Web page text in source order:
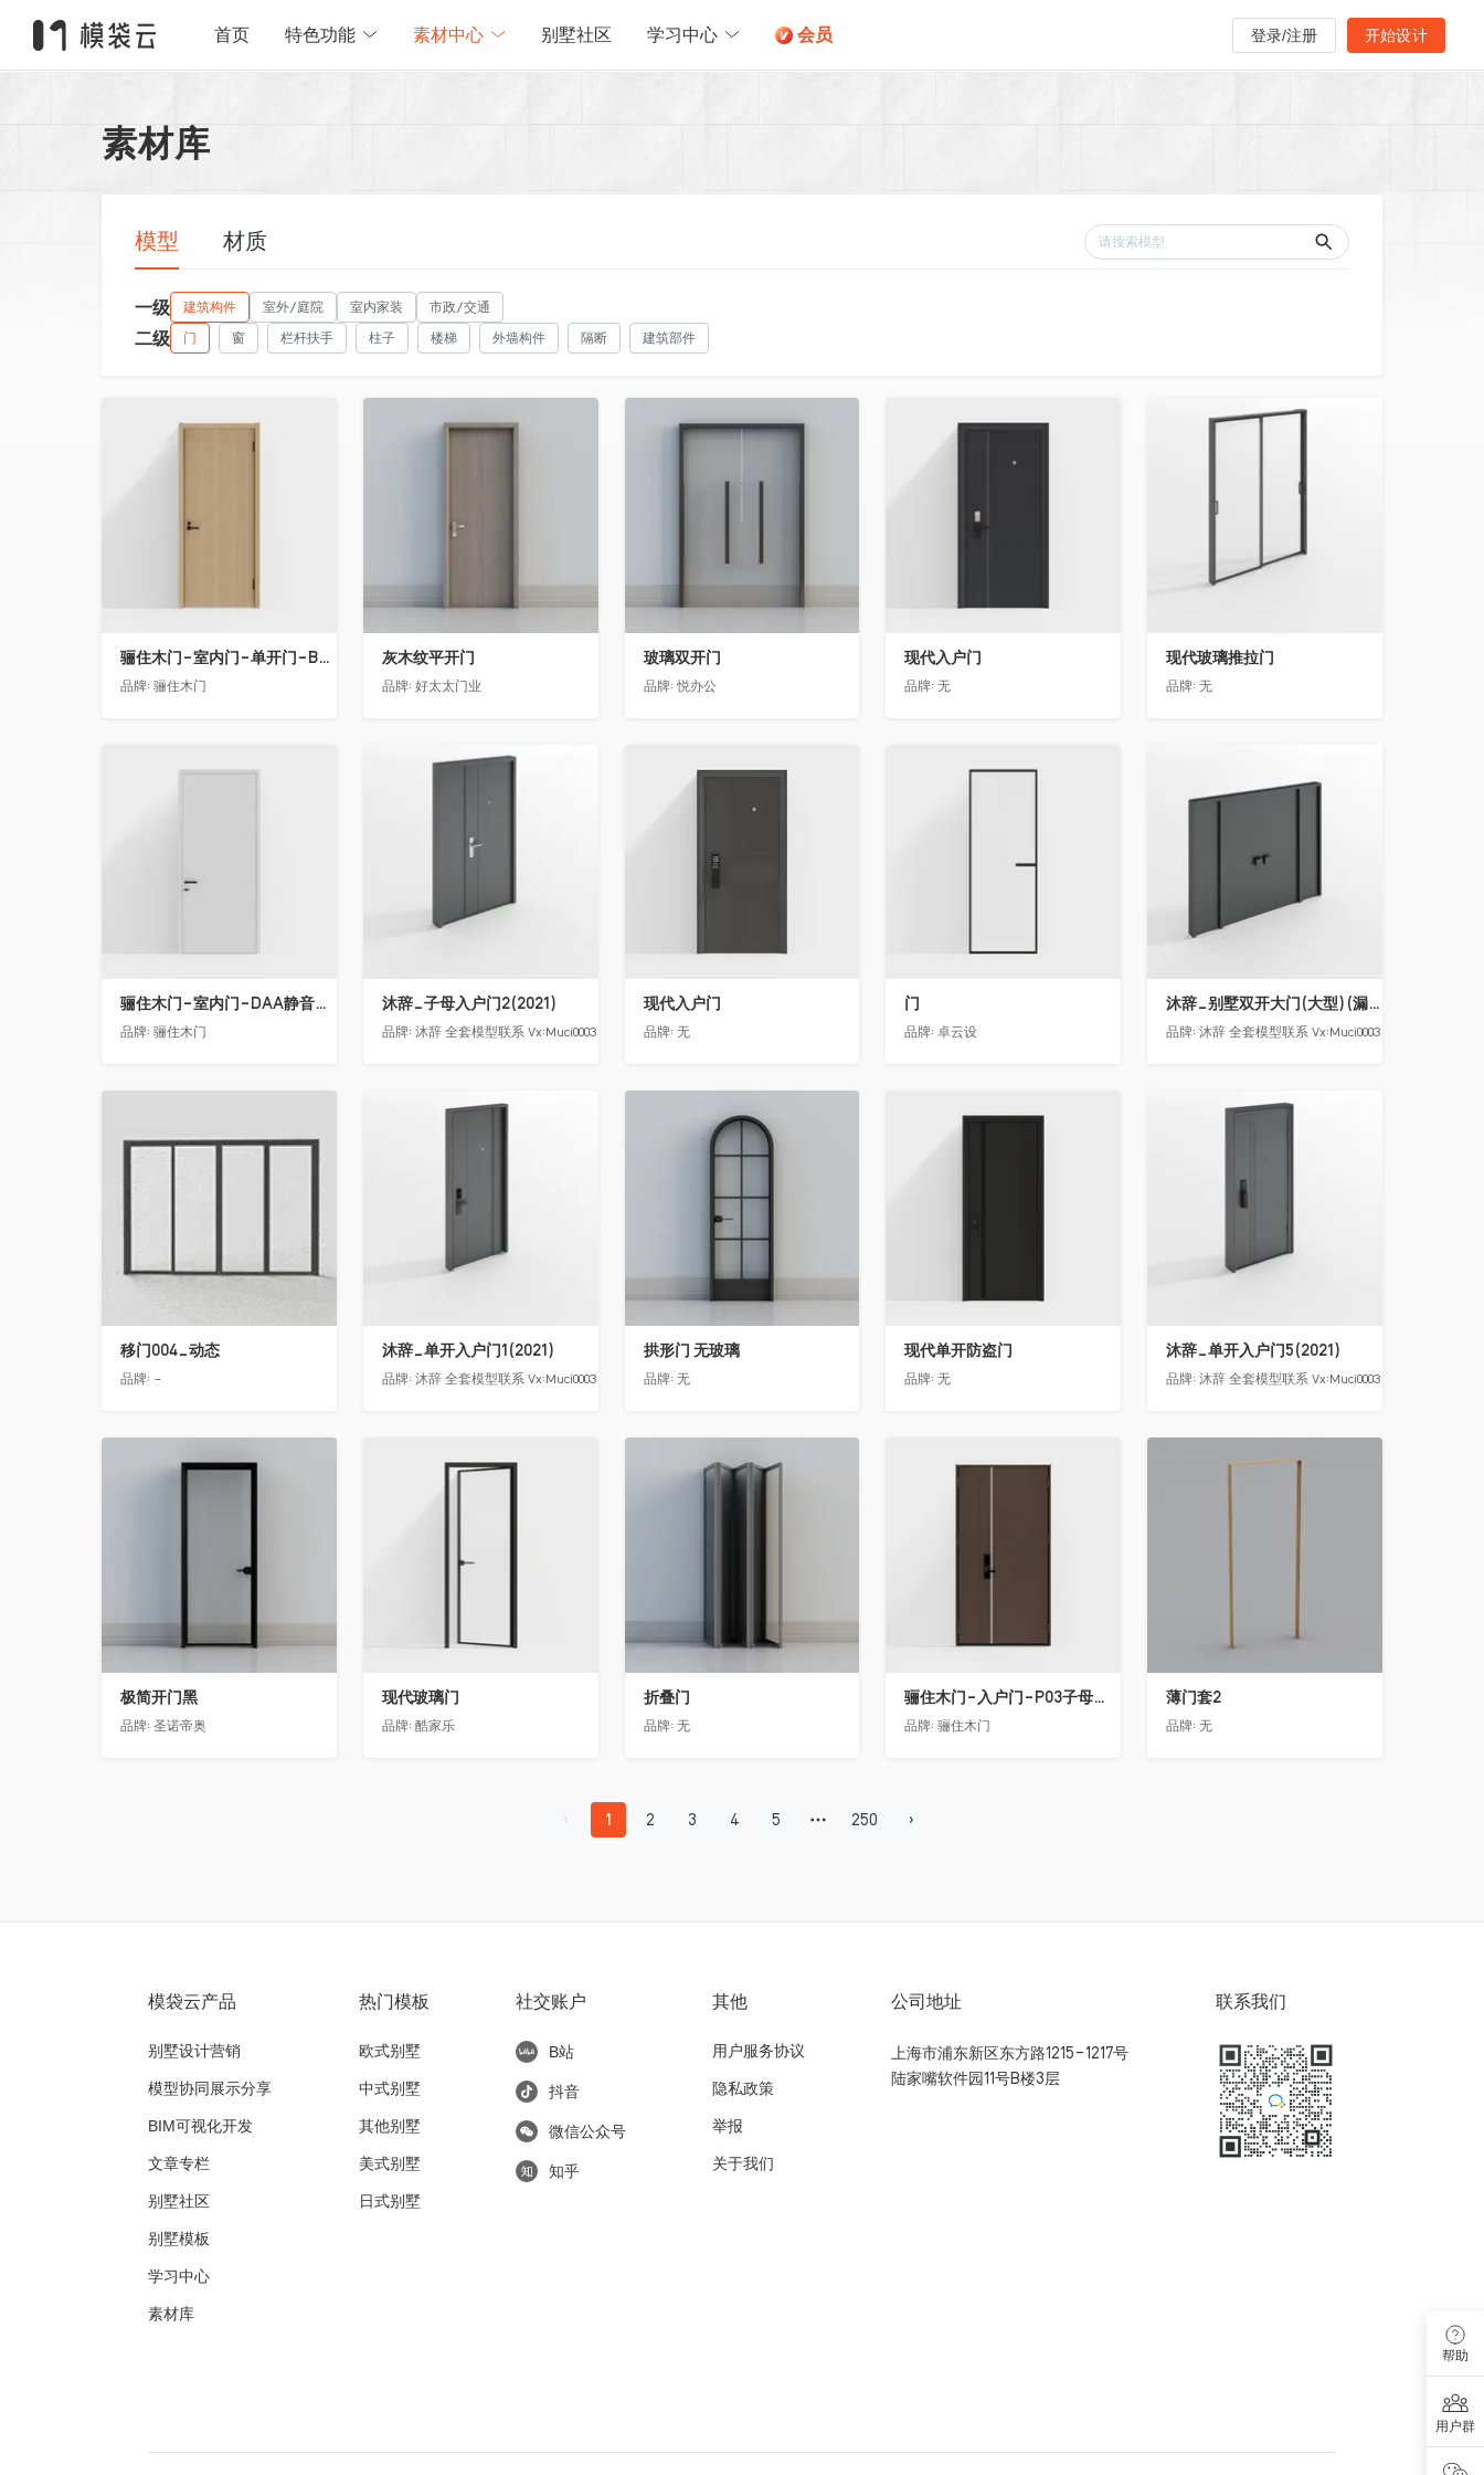
首页 特色功能 素材中心 别墅社区 学习中心 会员 登录/注册 开始设计
素材库
模型 材质
一级 建筑构件 室外/庭院 室内家装 市政/交通
二级 门 窗 栏杆扶手 柱子 楼梯 外墙构件 隔断 建筑部件
收藏
骊住木门-室内门-单开门-BFA-PP麦芽黄色
品牌: 骊住木门
收藏
灰木纹平开门
品牌: 好太太门业
收藏
玻璃双开门
品牌:悦办公
收藏
现代入户门
品牌:无
收藏
现代玻璃推拉门
品牌:无
骊住木门-室内门-DAA静音门-YY漆白色-方形把手
品牌: 骊住木门
沐辞_子母入户门2(2021)
品牌: 沐辞 全套模型联系 Vx:Muci0003
收藏
现代入户门
品牌: 无
门
品牌:卓云设
沐辞_别墅双开大门(大型)(漏光加厚度)
品牌:沐辞 全套模型联系 Vx:Muci0003
移门004_动态
品牌: -
沐辞_单开入户门1(2021)
品牌: 沐辞 全套模型联系 Vx:Muci0003
拱形门 无玻璃
品牌: 无
收藏
现代单开防盗门
品牌:无
沐辞_单开入户门5(2021)
品牌:沐辞 全套模型联系 Vx:Muci0003
收藏
极简开门黑
品牌: 圣诺帝奥
现代玻璃门
品牌: 酷家乐
收藏
折叠门
品牌: 无
收藏
骊住木门-入户门-P03子母门-G黑茶色(喷漆)-外开
品牌:骊住木门
薄门套2
品牌:无
1 2 3 4 5 250
模袋云产品
别墅设计营销
模型协同展示分享
BIM可视化开发
文章专栏
别墅社区
别墅模板
学习中心
素材库
热门模板
欧式别墅
中式别墅
其他别墅
美式别墅
日式别墅
社交账户
B站
抖音
微信公众号
知乎
其他
用户服务协议
隐私政策
举报
关于我们
公司地址
上海市浦东新区东方路1215-1217号
陆家嘴软件园11号B楼3层
联系我们
帮助
用户群